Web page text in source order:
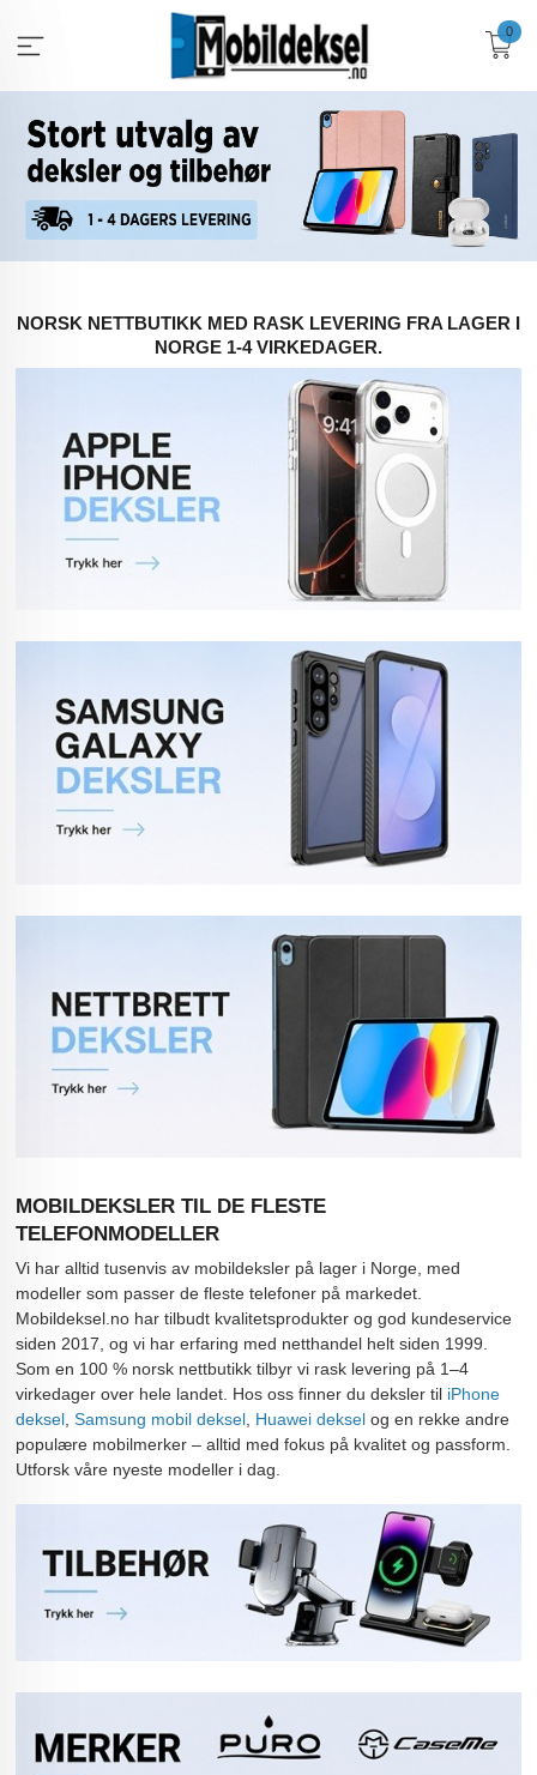
innholdet
0
NORSK NETTBUTIKK MED RASK LEVERING FRA LAGER I
NORGE 1-4 VIRKEDAGER.
MOBILDEKSLER TIL DE FLESTE
TELEFONMODELLER
Vi har alltid tusenvis av mobildeksler på lager i Norge, med
modeller som passer de fleste telefoner på markedet.
Mobildeksel.no har tilbudt kvalitetsprodukter og god kundeservice
siden 2017, og vi har erfaring med netthandel helt siden 1999.
Som en 100 % norsk nettbutikk tilbyr vi rask levering på 1–4
virkedager over hele landet. Hos oss finner du deksler til iPhone
deksel,Samsung mobil deksel, Huawei deksel og en rekke andre
populære mobilmerker – alltid med fokus på kvalitet og passform.
Utforsk våre nyeste modeller i dag.